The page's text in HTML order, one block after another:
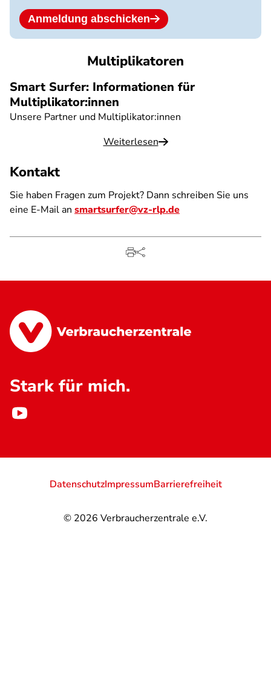
Anmeldung abschicken
Multiplikatoren
Smart Surfer: Informationen für
Multiplikator:innen
Unsere Partner und Multiplikator:innen
Weiterlesen
Kontakt
Sie haben Fragen zum Projekt? Dann schreiben Sie uns
eine E-Mail an smartsurfer@vz-rlp.de
Stark für mich.
© 2026 Verbraucherzentrale e.V.
DatenschutzImpressumBarrierefreiheit